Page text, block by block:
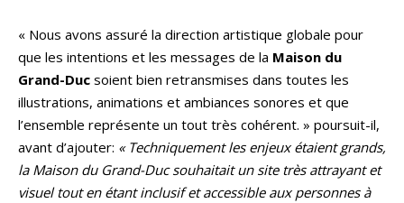
« Nous avons assuré la direction artistique globale pour
que les intentions et les messages de la Maison du
Grand-Duc soient bien retransmises dans toutes les
illustrations, animations et ambiances sonores et que
l’ensemble représente un tout très cohérent. » poursuit-il,
avant d’ajouter: « Techniquement les enjeux étaient grands,
la Maison du Grand-Duc souhaitait un site très attrayant et
visuel tout en étant inclusif et accessible aux personnes à